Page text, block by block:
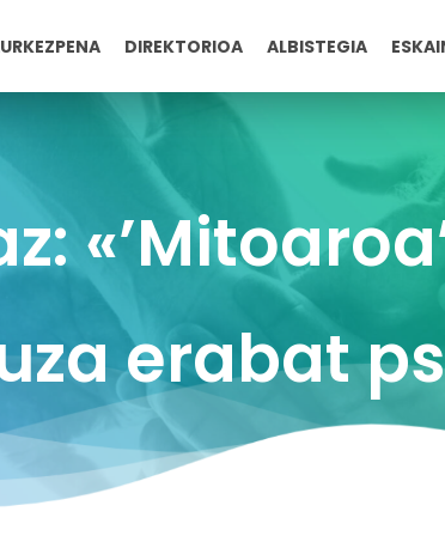
DIREKTORIOA ALBISTEGIA
erabat